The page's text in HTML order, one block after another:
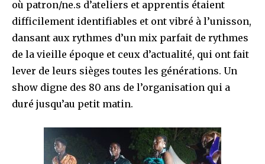
où patron/ne.s d’ateliers et apprentis étaient
difficilement identifiables et ont vibré à l’unisson,
dansant aux rythmes d’un mix parfait de rythmes
de la vieille époque et ceux d’actualité, qui ont fait
lever de leurs sièges toutes les générations. Un
show digne des 80 ans de l’organisation qui a
duré jusqu’au petit matin.